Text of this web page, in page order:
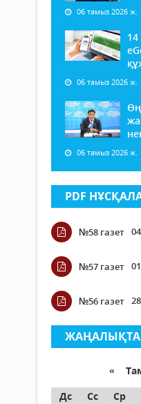
06 тамыз 2026 ж.
06 тамыз 2026 ж.
06 тамыз 2026 ж.
PDF
№58 газет
№57 газет
№56 газет
«
Дс
Сс Ср